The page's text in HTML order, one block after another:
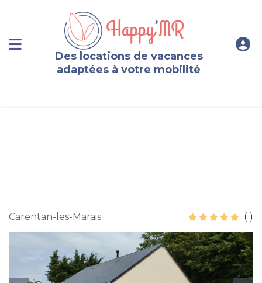
Des locations de vacances
adaptées à votre mobilité
(1)
Carentan-les-Marais